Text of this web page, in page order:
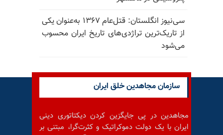
سی‌نیوز انگلستان: قتل‌عام ۱۳۶۷ به‌عنوان یکی
از تاریک‌ترین تراژدی‌های تاریخ ایران محسوب
می‌شود
سازمان مجاهدین خلق ایران
مجاهدین در پی جایگزین کردن دیکتاتوری دینی
ایران با یک دولت دموکراتیک و کثرت‌گرا، مبتنی بر